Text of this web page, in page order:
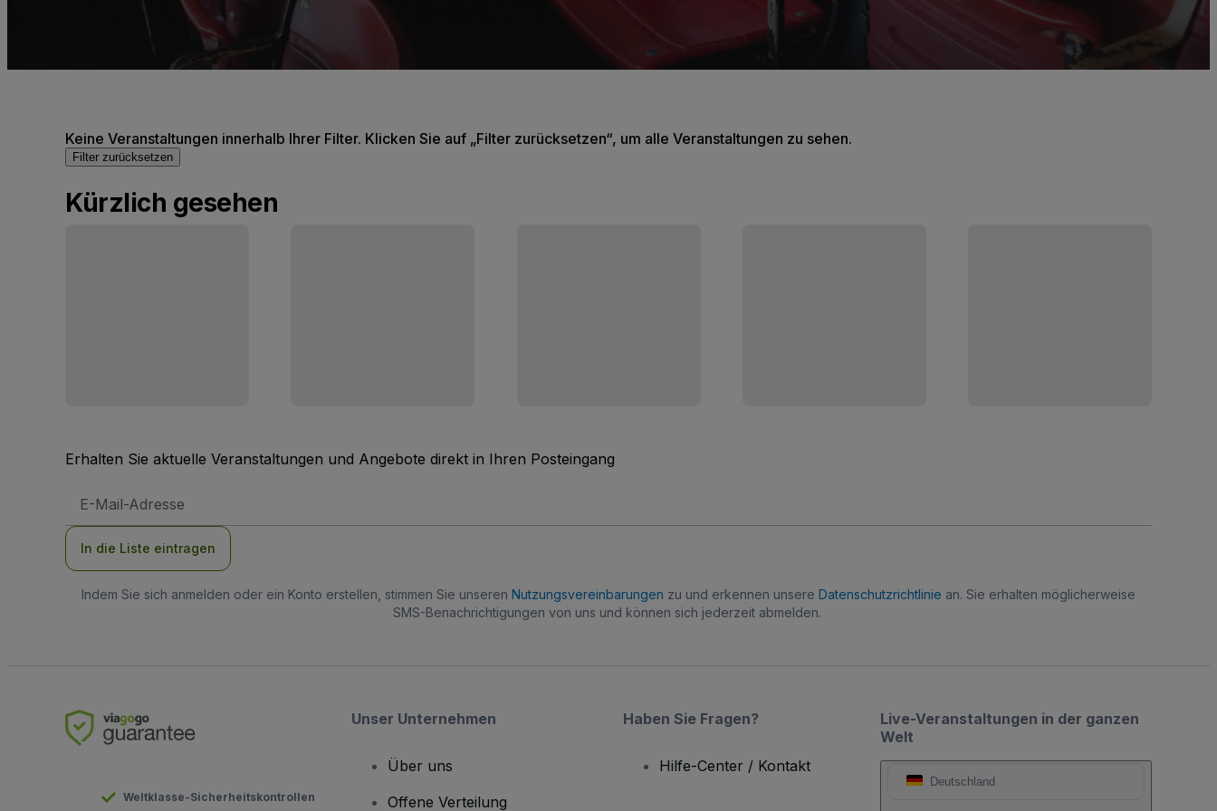
Keine Veranstaltungen innerhalb Ihrer Filter. Klicken Sie auf „Filter zurücksetzen“, um alle Veranstaltungen zu sehen.
Filter zurücksetzen
Kürzlich gesehen
Erhalten Sie aktuelle Veranstaltungen und Angebote direkt in Ihren Posteingang
Mail-
In die Liste eintragen
Indem Sie sich anmelden oder ein Konto erstellen, stimmen Sie unseren Nutzungsvereinbarungen zu und erkennen unsere Datenschutzrichtlinie an. Sie erhalten möglicherweise
SMS-Benachrichtigungen von uns und können sich jederzeit abmelden.
Live-Veranstaltungen in der ganzen
Welt
Deutschland
Weltklasse-Sicherheitskontrollen
Unser Unternehmen
Über uns
Offene Verteilung
Haben Sie Fragen?
Hilfe-Center / Kontakt